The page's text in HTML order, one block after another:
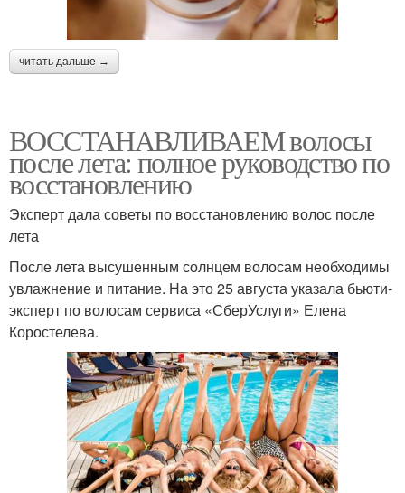
читать дальше →
ВОССТАНАВЛИВАЕМ волосы
после лета: полное руководство по
восстановлению
Эксперт дала советы по восстановлению волос после
лета
После лета высушенным солнцем волосам необходимы
увлажнение и питание. На это 25 августа указала бьюти-
эксперт по волосам сервиса «СберУслуги» Елена
Коростелева.